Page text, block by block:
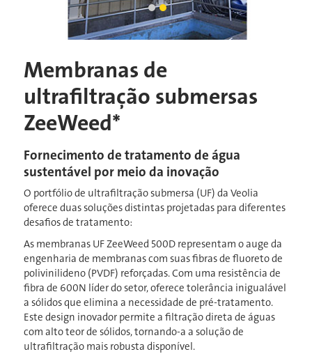
Membranas de
ultrafiltração submersas
ZeeWeed*
Fornecimento de tratamento de água
sustentável por meio da inovação
O portfólio de ultrafiltração submersa (UF) da Veolia
oferece duas soluções distintas projetadas para diferentes
desafios de tratamento:
As membranas UF ZeeWeed 500D representam o auge da
engenharia de membranas com suas fibras de fluoreto de
polivinilideno (PVDF) reforçadas. Com uma resistência de
fibra de 600N líder do setor, oferece tolerância inigualável
a sólidos que elimina a necessidade de pré-tratamento.
Este design inovador permite a filtração direta de águas
com alto teor de sólidos, tornando-a a solução de
ultrafiltração mais robusta disponível.
guindaste baixando um cartucho
Slide atual
Cartucho ZW1000-96 SS